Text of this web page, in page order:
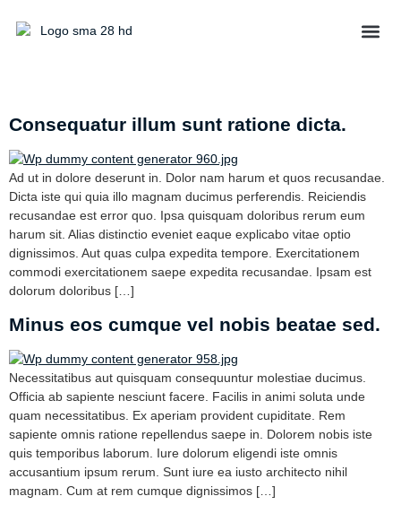
Consequatur illum sunt ratione dicta.
Ad ut in dolore deserunt in. Dolor nam harum et quos recusandae.
Dicta iste qui quia illo magnam ducimus perferendis. Reiciendis
recusandae est error quo. Ipsa quisquam doloribus rerum eum
harum sit. Alias distinctio eveniet eaque explicabo vitae optio
dignissimos. Aut quas culpa expedita tempore. Exercitationem
commodi exercitationem saepe expedita recusandae. Ipsam est
dolorum doloribus […]
Minus eos cumque vel nobis beatae sed.
Necessitatibus aut quisquam consequuntur molestiae ducimus.
Officia ab sapiente nesciunt facere. Facilis in animi soluta unde
quam necessitatibus. Ex aperiam provident cupiditate. Rem
sapiente omnis ratione repellendus saepe in. Dolorem nobis iste
quis temporibus laborum. Iure dolorum eligendi iste omnis
accusantium ipsum rerum. Sunt iure ea iusto architecto nihil
magnam. Cum at rem cumque dignissimos […]